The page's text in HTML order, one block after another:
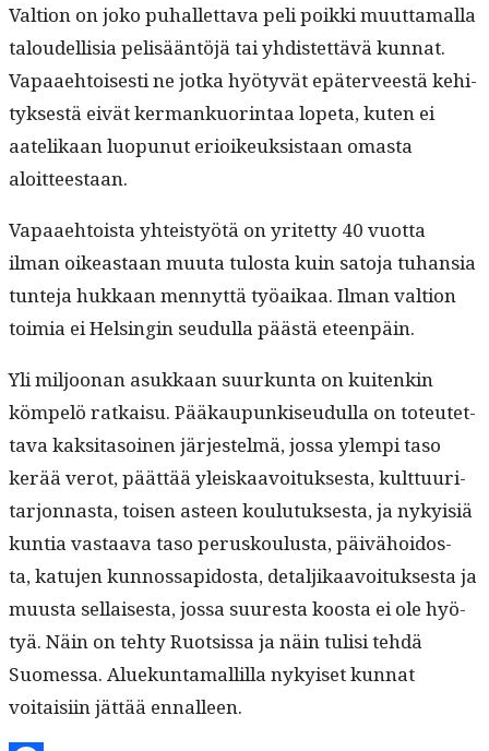
Val­tion on joko puhal­let­ta­va peli poik­ki muut­ta­mal­la
taloudel­lisia pelisään­töjä tai yhdis­tet­tävä kun­nat.
Vapaae­htois­es­ti ne jot­ka hyö­tyvät epäter­veestä kehi­
tyk­ses­tä eivät ker­mankuor­in­taa lope­ta, kuten ei
aate­likaan luop­unut eri­oikeuk­sis­taan omas­ta
aloitteestaan.
Vapaae­htoista yhteistyötä on yritet­ty 40 vuot­ta
ilman oikeas­t­aan muu­ta tulosta kuin sato­ja tuhan­sia
tun­te­ja hukkaan men­nyt­tä työaikaa. Ilman val­tion
toimia ei Helsin­gin seudul­la päästä eteenpäin.
Yli miljoo­nan asukkaan suurkun­ta on kuitenkin
köm­pelö ratkaisu. Pääkaupunkiseudul­la on toteutet­
ta­va kak­si­ta­soinen jär­jestelmä, jos­sa ylem­pi taso
kerää verot, päät­tää yleiskaavoituk­ses­ta, kult­tuu­ri­
tar­jon­nas­ta, toisen asteen koulu­tuk­ses­ta, ja nyky­isiä
kun­tia vas­taa­va taso perusk­oulus­ta, päivähoi­dos­
ta, katu­jen kun­nos­s­api­dos­ta, detaljikaavoituk­ses­ta ja
muus­ta sel­l­ais­es­ta, jos­sa suures­ta koos­ta ei ole hyö­
tyä. Näin on tehty Ruot­sis­sa ja näin tulisi tehdä
Suomes­sa. Aluekun­ta­mallil­la nykyiset kun­nat
voitaisi­in jät­tää ennalleen.